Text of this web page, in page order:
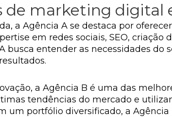
de marketing digital
a Agência A se destaca por
em redes sociais, SEO, criação
entender as necessidades do
a Agência B é uma das
tendências do mercado e
um portfólio diversificado, a